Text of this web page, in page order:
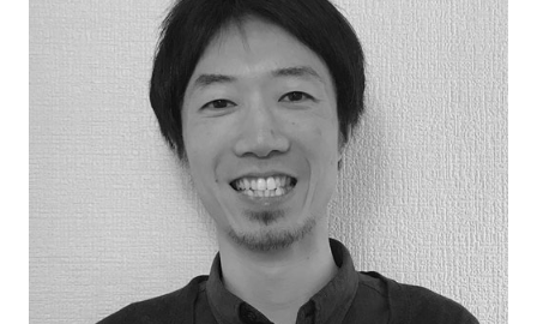
お問い合わせ 採用情報